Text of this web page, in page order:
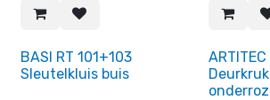
BASI RT 101+103
Sleutelkluis buis